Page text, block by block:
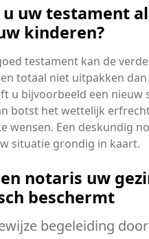
uw testament
kinderen?
testament kan de
totaal niet uitpakken
u bijvoorbeeld een nieuw
botst het wettelijk
wensen. Een deskundig
situatie grondig in kaart.
notaris uw
beschermt
begeleiding